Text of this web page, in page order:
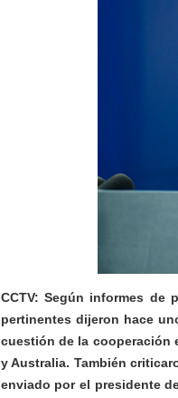
CCTV: Según informes de
pertinentes dijeron hace
cuestión de la cooperación
y Australia. También
enviado por el presidente